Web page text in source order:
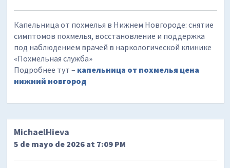
Капельница от похмелья в Нижнем Новгороде: снятие
симптомов похмелья, восстановление и поддержка
под наблюдением врачей в наркологической клинике
«Похмельная служба»
Подробнее тут – капельница от похмелья цена
нижний новгород
MichaelHieva
5 de mayo de 2026 at 7:09 PM